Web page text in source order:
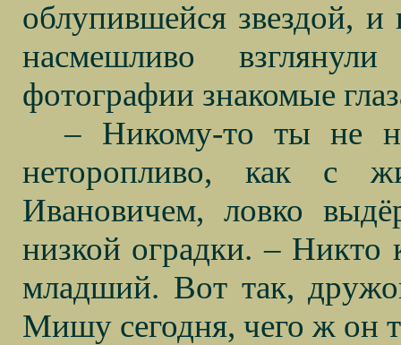
облупившейся звездой,
насмешливо
фотографии знакомые
– Никому-то ты не
неторопливо, как с
Ивановичем, ловко
низкой оградки. – Никто
младший. Вот так,
Мишу сегодня, чего ж он